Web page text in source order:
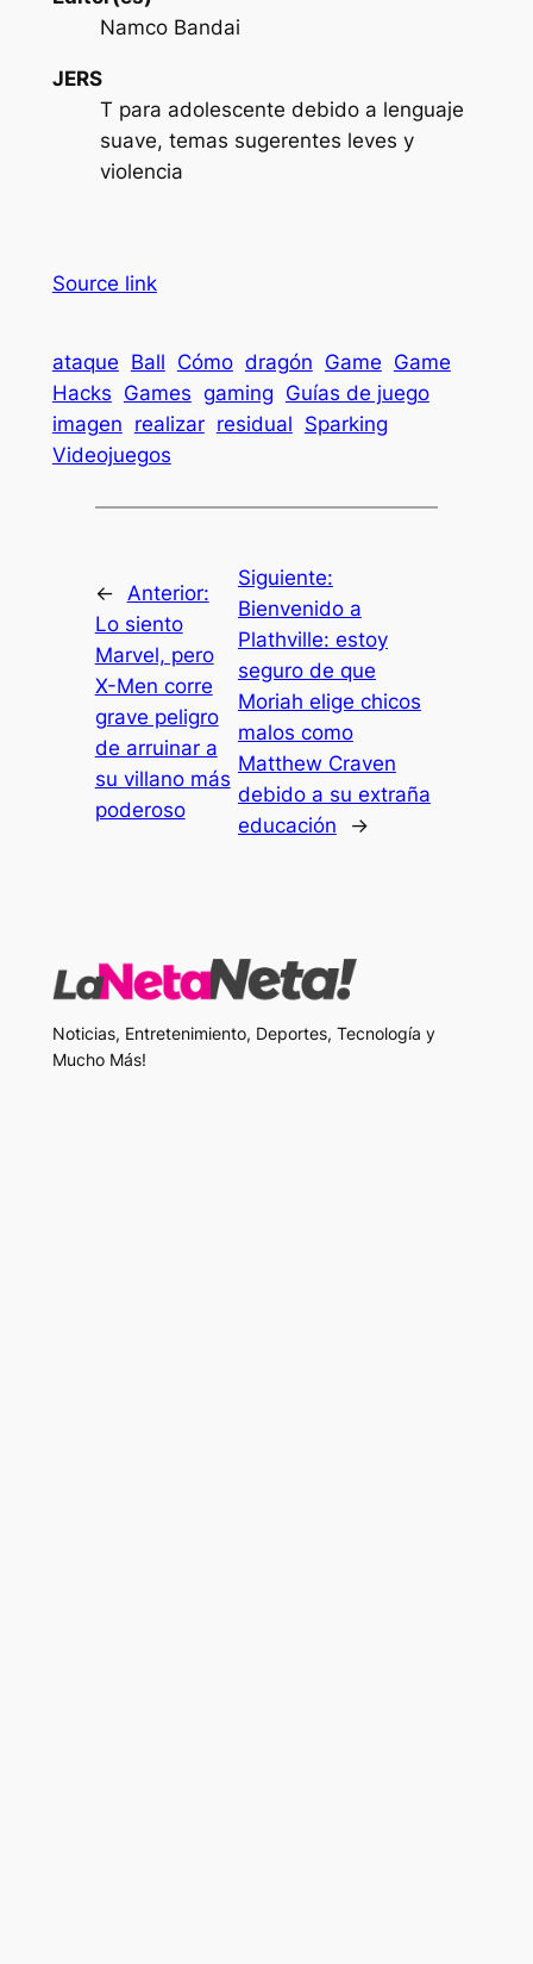
Namco Bandai
JERS
T para adolescente debido a lenguaje
suave, temas sugerentes leves y
violencia
Source link
ataque Ball Cómo dragón Game Game
Hacks Games gaming Guías de juego
imagen realizar residual Sparking
Videojuegos
← Anterior:
Lo siento
Marvel, pero
X-Men corre
grave peligro
de arruinar a
su villano más
poderoso
Siguiente:
Bienvenido a
Plathville: estoy
seguro de que
Moriah elige chicos
malos como
Matthew Craven
debido a su extraña
educación
→
Noticias, Entretenimiento, Deportes, Tecnología y
Mucho Más!